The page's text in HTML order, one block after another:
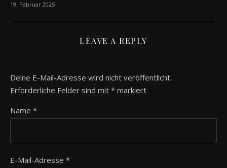
19. Februar 2025
LEAVE A REPLY
Deine E-Mail-Adresse wird nicht veröffentlicht.
Erforderliche Felder sind mit * markiert
Name *
E-Mail-Adresse *